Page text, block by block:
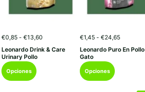
€0,85 - €13,60Rango
precios:
Leonardo Drink & Care
Urinary Pollo
Opciones
Este
producto
€1,45 - €24,65Rango
precios:
Leonardo Puro En Pollo
Gato
Opciones
Este
producto